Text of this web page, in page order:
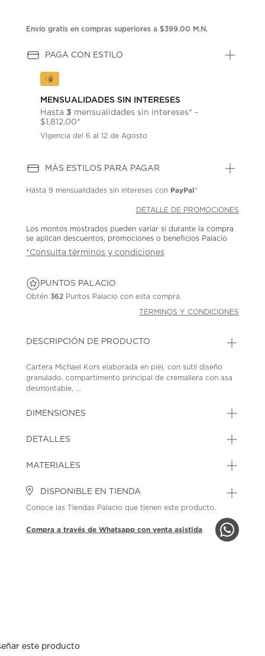
Envío gratis en compras superiores a $399.00 M.N.
PAGA CON ESTILO
MENSUALIDADES SIN INTERESES
Hasta3 mensualidades sin intereses* -
$1,812.00*
Vigencia del 6 al 12 de Agosto
MÁS ESTILOS PARA PAGAR
Hasta9 mensualidades sin intereses con PayPal*
DETALLE DE PROMOCIONES
Los montos mostrados pueden variar si durante la compra
se aplican descuentos, promociones o beneficios Palacio
*Consulta términos y condiciones
PUNTOS PALACIO
Obtén362 Puntos Palacio con esta compra.
TÉRMINOS Y CONDICIONES
DESCRIPCIÓN DE PRODUCTO
Cartera Michael Kors elaborada en piel, con sutil diseño
granulado, compartimento principal de cremallera con asa
desmontable, ...
DIMENSIONES
DETALLES
MATERIALES
DISPONIBLE EN TIENDA
Conoce las Tiendas Palacio que tienen este producto.
Compra a través de Whatsapp con venta asistida
este producto